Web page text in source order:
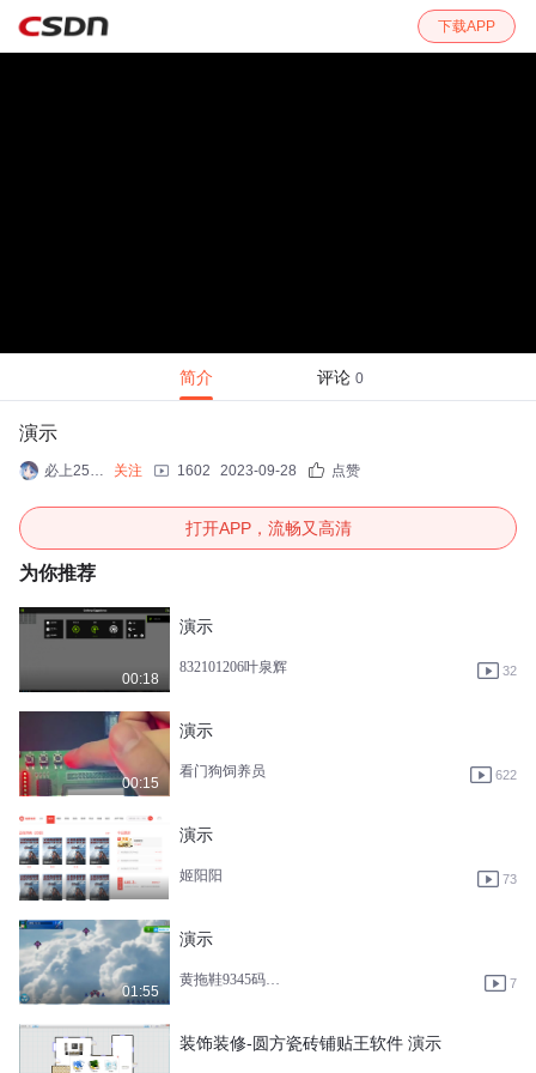
下载APP
简介 评论 0
演示
必上25复旦计专22408！！ 关注 1602 2023-09-28 点赞
打开APP，流畅又高清
为你推荐
00:18
演示
832101206叶泉辉 32
00:15
演示
看门狗饲养员 622
演示
姬阳阳 73
01:55
演示
黄拖鞋9345码大师 7
装饰装修-圆方瓷砖铺贴王软件 演示